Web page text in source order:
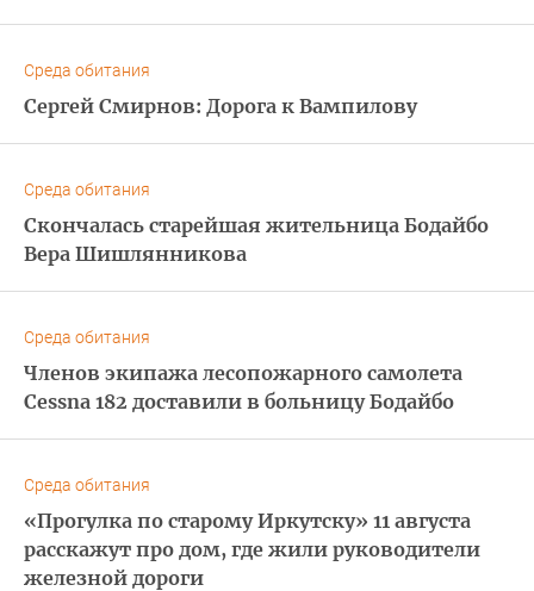
Среда обитания
Сергей Смирнов: Дорога к Вампилову
Среда обитания
Скончалась старейшая жительница Бодайбо
Вера Шишлянникова
Среда обитания
Членов экипажа лесопожарного самолета
Cessna 182 доставили в больницу Бодайбо
Среда обитания
«Прогулка по старому Иркутску» 11 августа
расскажут про дом, где жили руководители
железной дороги